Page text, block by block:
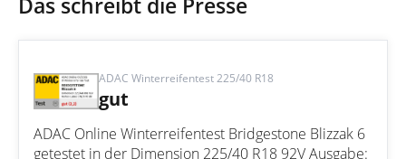
ADAC Winterreifentest 225/40 R18
gut
ADAC Online Winterreifentest Bridgestone Blizzak 6
getestet in der Dimension 225/40 R18 92V Ausgabe: